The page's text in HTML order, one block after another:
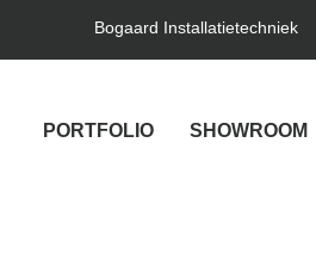
Bogaard Installatietechniek
PORTFOLIO SHOWROOM